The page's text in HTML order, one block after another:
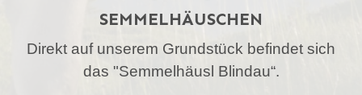
SEMMELHÄUSCHEN
Direkt auf unserem Grundstück befindet sich
das "Semmelhäusl Blindau“.